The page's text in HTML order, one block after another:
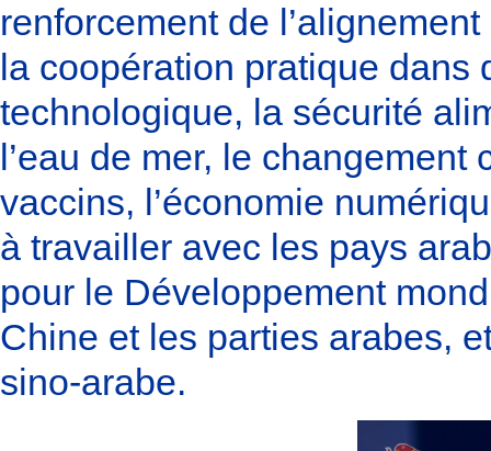
renforcement de
la coopération pratique dans
technologique, la sécurité
l’eau de mer, le
vaccins, l’économie
à travailler avec les pays
pour le Développement
Chine et les parties arabes,
sino-arabe.